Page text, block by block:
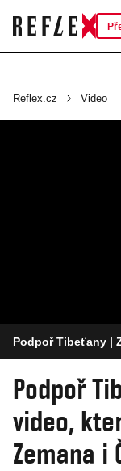
Reflex.cz Video
Podpoř Tibeťany |
Podpoř
video,
Zemana i